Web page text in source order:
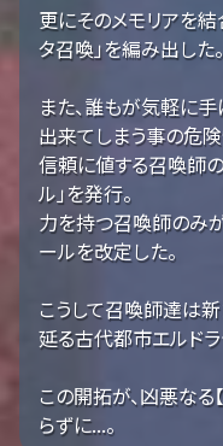
更にそのメモリアを
タ召喚」を編み出した。
また、誰もが気軽に
出来てしまう事の危
信頼に値する召喚師の
ル」を発行。
力を持つ召喚師のみ
ールを改定した。
こうして召喚師達は
延る古代都市エルドラ
この開拓が、凶悪なる
らずに...。